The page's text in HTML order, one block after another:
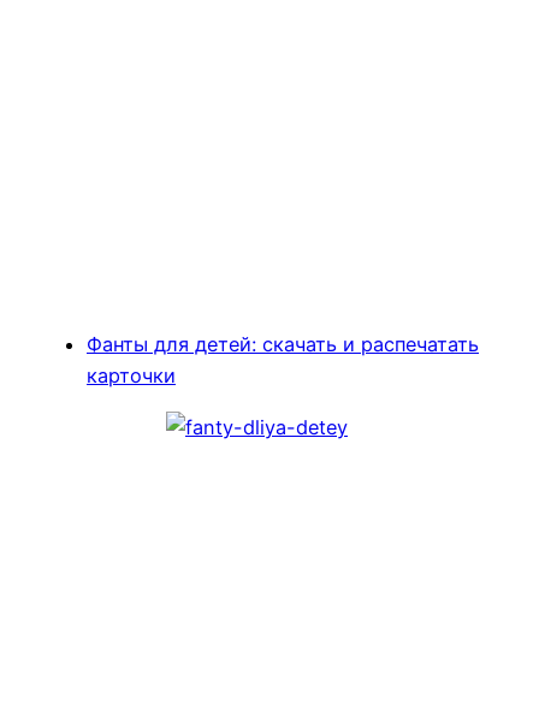
Фанты для детей: скачать и распечатать
карточки